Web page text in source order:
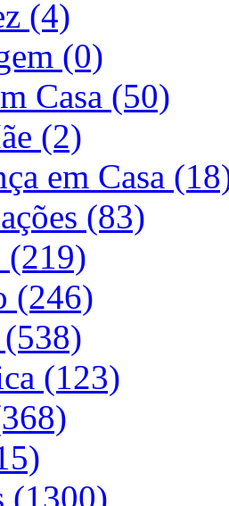
(4)
(0)
Casa (50)
(2)
em Casa
(83)
(219)
(246)
(123)
(1300)